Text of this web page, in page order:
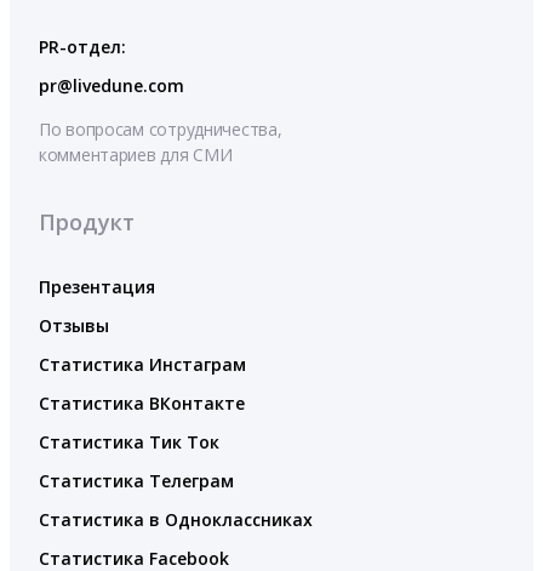
PR-отдел:
pr@livedune.com
По вопросам сотрудничества,
комментариев для СМИ
Продукт
Презентация
Отзывы
Статистика Инстаграм
Статистика ВКонтакте
Статистика Тик Ток
Статистика Телеграм
Статистика в Одноклассниках
Статистика Facebook